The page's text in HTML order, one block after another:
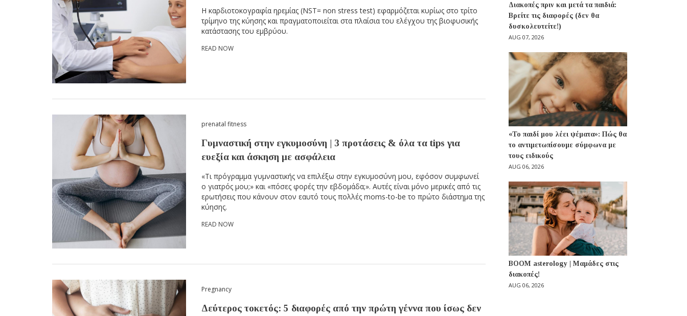
Η καρδιοτοκογραφία ηρεμίας (NST= non stress test) εφαρμόζεται κυρίως στο τρίτο
τρίμηνο της κύησης και πραγματοποιείται στα πλαίσια του ελέγχου της βιοφυσικής
κατάστασης του εμβρύου.
READ NOW
prenatal fitness
Γυμναστική στην εγκυμοσύνη | 3 προτάσεις & όλα τα tips για
ευεξία και άσκηση με ασφάλεια
«Τι πρόγραμμα γυμναστικής να επιλέξω στην εγκυμοσύνη μου, εφόσον συμφωνεί
ο γιατρός μου;» και «πόσες φορές την εβδομάδα;». Αυτές είναι μόνο μερικές από τις
ερωτήσεις που κάνουν στον εαυτό τους πολλές moms-to-be το πρώτο διάστημα της
κύησης.
READ NOW
Pregnancy
Δεύτερος τοκετός: 5 διαφορές από την πρώτη γέννα που ίσως δεν
Διακοπές πριν και μετά τα παιδιά:
Βρείτε τις διαφορές (δεν θα
δυσκολευτείτε!)
AUG 07, 2026
«Το παιδί μου λέει ψέματα»: Πώς θα
το αντιμετωπίσουμε σύμφωνα με
τους ειδικούς
AUG 06, 2026
BOOM asterology | Μαμάδες στις
διακοπές!
AUG 06, 2026